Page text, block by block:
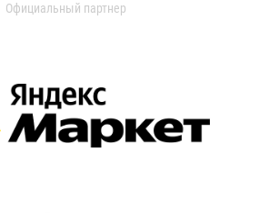
Официальный партнер